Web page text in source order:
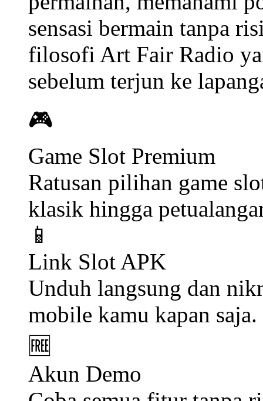
aksesyang ditawarkan
slot APK yang dapat
kamu bermain kapan
hambatan teknis.
NX303 menyediakan
untuk memahami
dengan sungguhan.
Fitur akun demo ini
pengguna baru untuk
permainan, memahami
sensasi bermain tanpa
filosofi Art Fair Radio
sebelum terjun ke
🎮